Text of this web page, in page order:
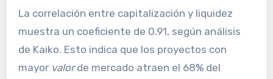
La correlación entre capitalización y liquidez
muestra un coeficiente de 0.91, según análisis
de Kaiko. Esto indica que los proyectos con
mayor valorde mercado atraen el 68% del